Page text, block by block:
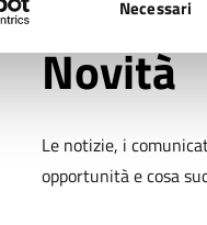
del
consenso
Necessari
Novità
Novità
Le notizie, i
opportunità e cosa